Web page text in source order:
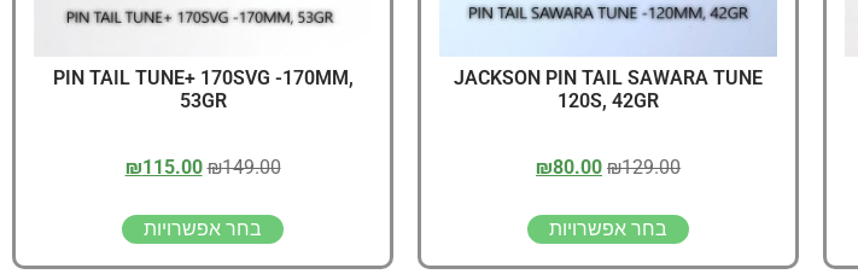
JACKSON PIN TAIL SAWARA TUNE
120S, 42GR
₪129.00
₪80.00
בחר אפשרויות
PIN TAIL TUNE+ 170SVG -170MM,
53GR
₪149.00
₪115.00
בחר אפשרויות